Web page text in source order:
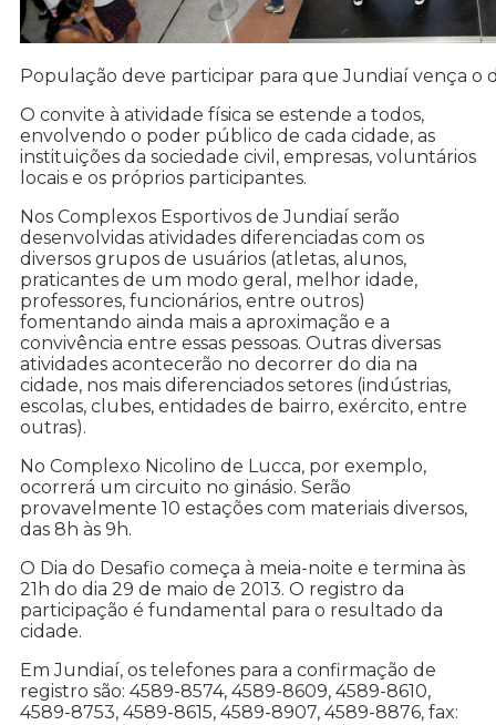
População deve participar para que Jundiaí vença o
O convite à atividade física se estende a todos,
envolvendo o poder público de cada cidade, as
instituições da sociedade civil, empresas, voluntários
locais e os próprios participantes.
Nos Complexos Esportivos de Jundiaí serão
desenvolvidas atividades diferenciadas com os
diversos grupos de usuários (atletas, alunos,
praticantes de um modo geral, melhor idade,
professores, funcionários, entre outros)
fomentando ainda mais a aproximação e a
convivência entre essas pessoas. Outras diversas
atividades acontecerão no decorrer do dia na
cidade, nos mais diferenciados setores (indústrias,
escolas, clubes, entidades de bairro, exército, entre
outras).
No Complexo Nicolino de Lucca, por exemplo,
ocorrerá um circuito no ginásio. Serão
provavelmente 10 estações com materiais diversos,
das 8h às 9h.
O Dia do Desafio começa à meia-noite e termina às
21h do dia 29 de maio de 2013. O registro da
participação é fundamental para o resultado da
cidade.
Em Jundiaí, os telefones para a confirmação de
registro são: 4589-8574, 4589-8609, 4589-8610,
4589-8753, 4589-8615, 4589-8907, 4589-8876, fax: